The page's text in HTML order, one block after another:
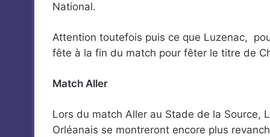
National.
Attention toutefois puis ce que Luzenac,
fête à la fin du match pour fêter le titre de
Match Aller
Lors du match Aller au Stade de la Source,
Orléanais se montreront encore plus